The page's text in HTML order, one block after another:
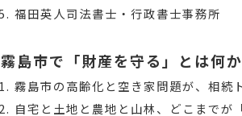
福田英人司法書士・行政書士事務所
霧島市で「財産を守る」とは何
霧島市の高齢化と空き家問題が、相続
自宅と土地と農地と山林、どこまで